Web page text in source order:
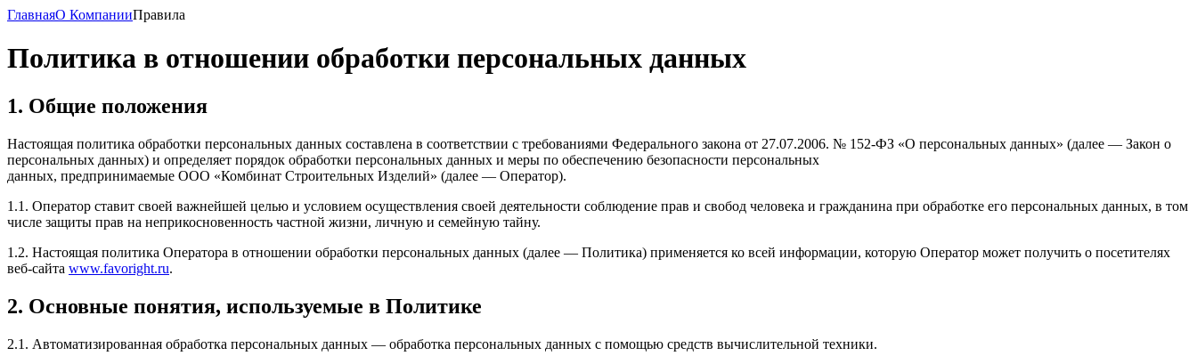
ГлавнаяО КомпанииПравила
Политика в отношении обработки персональных данных
1. Общие положения
Настоящая политика обработки персональных данных составлена в соответствии с требованиями Федерального закона от 27.07.2006. № 152-ФЗ «О персональных данных» (далее — Закон о
персональных данных) и определяет порядок обработки персональных данных и меры по обеспечению безопасности персональных
данных, предпринимаемые ООО «Комбинат Строительных Изделий» (далее — Оператор).
1.1. Оператор ставит своей важнейшей целью и условием осуществления своей деятельности соблюдение прав и свобод человека и гражданина при обработке его персональных данных, в том
числе защиты прав на неприкосновенность частной жизни, личную и семейную тайну.
1.2. Настоящая политика Оператора в отношении обработки персональных данных (далее — Политика) применяется ко всей информации, которую Оператор может получить о посетителях
веб-сайта www.favoright.ru.
2. Основные понятия, используемые в Политике
2.1. Автоматизированная обработка персональных данных — обработка персональных данных с помощью средств вычислительной техники.